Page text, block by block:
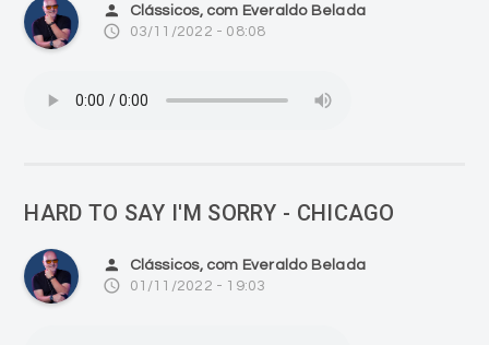
person Clássicos, com Everaldo Belada
access_time 03/11/2022 - 08:08
HARD TO SAY I'M SORRY - CHICAGO
person Clássicos, com Everaldo Belada
access_time 01/11/2022 - 19:03